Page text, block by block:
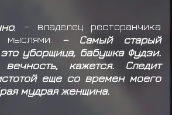
, – владелец ресторанчика
мыслями. – Самый старый
уборщица, бабушка Фудзи.
кажется. Следит
еще со времен моего
мудрая женщина.